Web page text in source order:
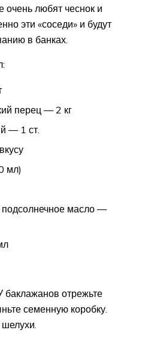
очень любят чеснок и
эти «соседи» и будут
в банках.
перец — 2 кг
— 1 ст.
мл)
масло —
отрежьте
семенную коробку.
шелухи.